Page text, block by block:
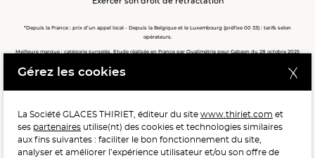
*Depuis la France : prix d’un appel local - Depuis la Belgique et le Luxembourg (préfixe 00 33) : tarifs selon
opérateurs.
Meilleure marque : catégorie surgelés. Etude réalisée en France par Qualimétrie pour Gabaon du 28 octobre 2025
Meilleure chaîne de magasins, Meilleur e-commerçant, Meilleure relation clients : catégorie surgelés. Étude
POUR VOTRE SANTÉ, MANGEZ AU MOINS CINQ FRUITS ET
LÉGUMES PAR JOUR.WWW.MANGERBOUGER.FR
Gérez les cookies
La Société GLACES THIRIET, éditeur du site www.thiriet.com et
ses partenaires utilise(nt) des cookies et technologies similaires
aux fins suivantes : faciliter le bon fonctionnement du site,
analyser et améliorer l’expérience utilisateur et/ou son offre de